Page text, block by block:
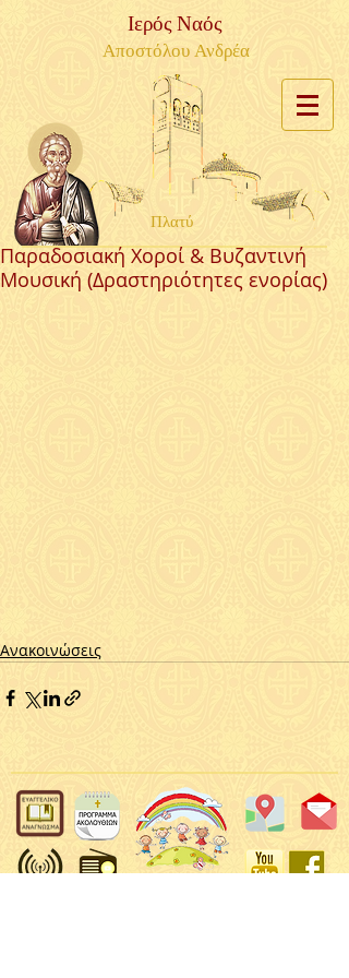
Ιερός Ναός
Αποστόλου Ανδρέα
Πλατύ
Παραδοσιακή Χοροί & Βυζαντινή
Μουσική (Δραστηριότητες ενορίας)
Ανακοινώσεις